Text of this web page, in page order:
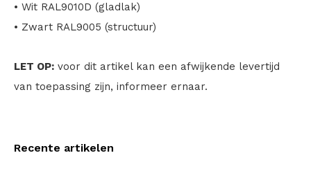
• Wit RAL9010D (gladlak)
• Zwart RAL9005 (structuur)
LET OP: voor dit artikel kan een afwijkende levertijd
van toepassing zijn, informeer ernaar.
Recente artikelen